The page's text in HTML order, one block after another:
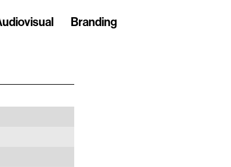
Branding